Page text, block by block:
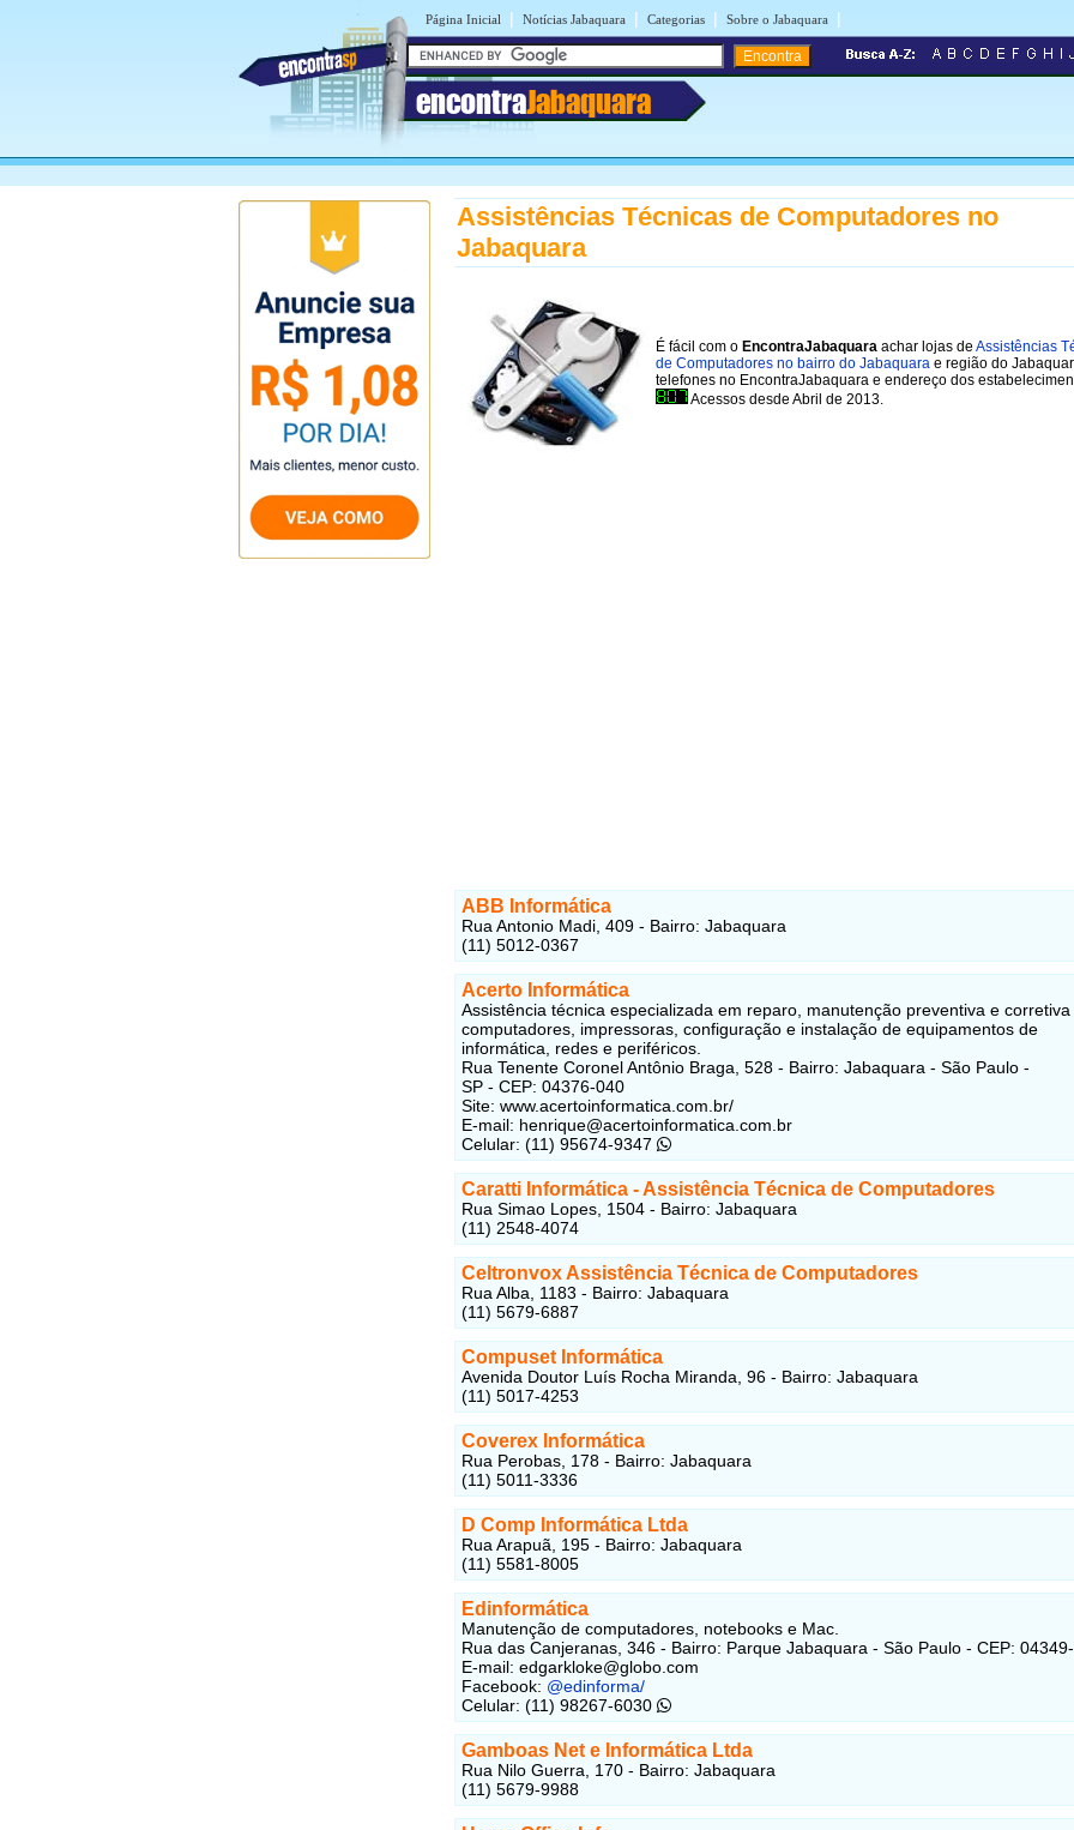
Página Inicial | Notícias Jabaquara | Categorias | Sobre o Jabaquara |
encontraJabaquara
Assistências Técnicas de Computadores no
Jabaquara
É fácil com o EncontraJabaquara achar lojas de Assistências
de Computadores no bairro do Jabaquara e região do
telefones no EncontraJabaquara e endereço dos
Acessos desde Abril de 2013.
ABB Informática
Rua Antonio Madi, 409 - Bairro: Jabaquara
(11) 5012-0367
Acerto Informática
Assistência técnica especializada em reparo, manutenção preventiva e corretiva
computadores, impressoras, configuração e instalação de equipamentos de
informática, redes e periféricos.
Rua Tenente Coronel Antônio Braga, 528 - Bairro: Jabaquara - São Paulo -
SP - CEP: 04376-040
Site: www.acertoinformatica.com.br/
E-mail: henrique@acertoinformatica.com.br
Celular: (11) 95674-9347
Caratti Informática - Assistência Técnica de Computadores
Rua Simao Lopes, 1504 - Bairro: Jabaquara
(11) 2548-4074
Celtronvox Assistência Técnica de Computadores
Rua Alba, 1183 - Bairro: Jabaquara
(11) 5679-6887
Compuset Informática
Avenida Doutor Luís Rocha Miranda, 96 - Bairro: Jabaquara
(11) 5017-4253
Coverex Informática
Rua Perobas, 178 - Bairro: Jabaquara
(11) 5011-3336
D Comp Informática Ltda
Rua Arapuã, 195 - Bairro: Jabaquara
(11) 5581-8005
Edinformática
Manutenção de computadores, notebooks e Mac.
Rua das Canjeranas, 346 - Bairro: Parque Jabaquara - São Paulo - CEP:
E-mail: edgarkloke@globo.com
Facebook: @edinforma/
Celular: (11) 98267-6030
Gamboas Net e Informática Ltda
Rua Nilo Guerra, 170 - Bairro: Jabaquara
(11) 5679-9988